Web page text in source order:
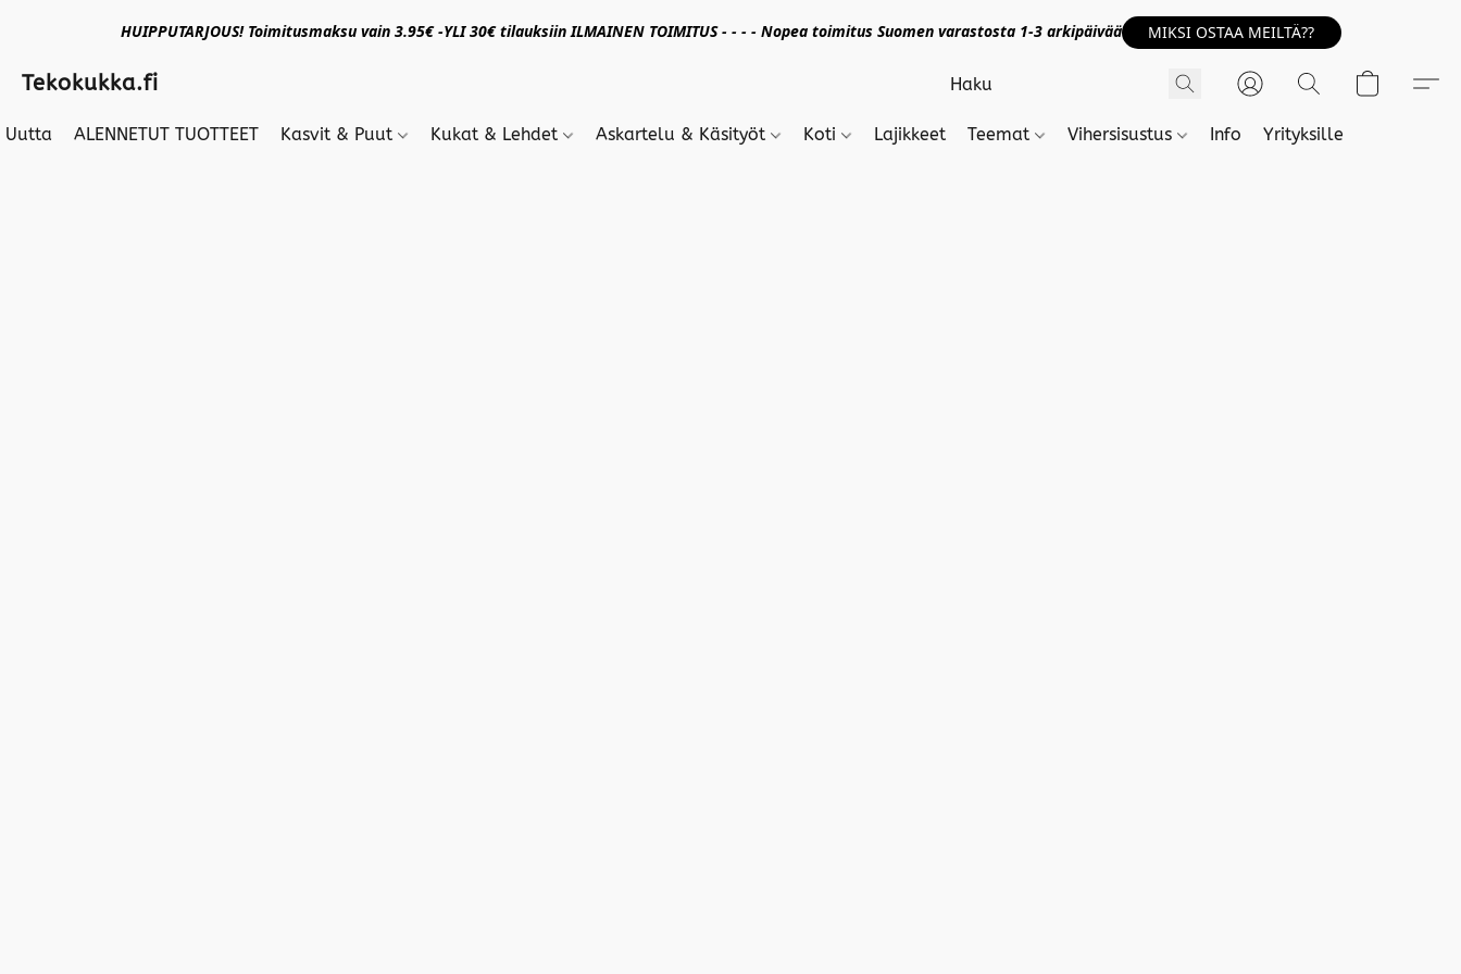
HUIPPUTARJOUS! Toimitusmaksu vain 3.95€ -YLI 30€ tilauksiin ILMAINEN TOIMITUS - - - - Nopea toimitus Suomen varastosta 1-3 arkipäivää MIKSI OSTAA MEILTÄ??
Tekokukka.fi
Uutta ALENNETUT TUOTTEET Kasvit & Puut Kukat & Lehdet Askartelu & Käsityöt Koti Lajikkeet Teemat Vihersisustus Info Yrityksille